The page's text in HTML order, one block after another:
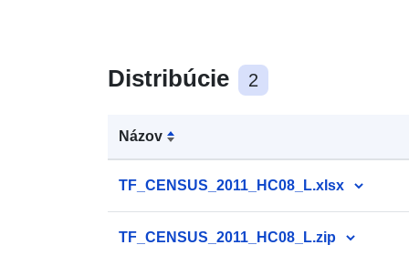
Distribúcie 2
Názov
TF_CENSUS_2011_HC08_L.xlsx
TF_CENSUS_2011_HC08_L.zip